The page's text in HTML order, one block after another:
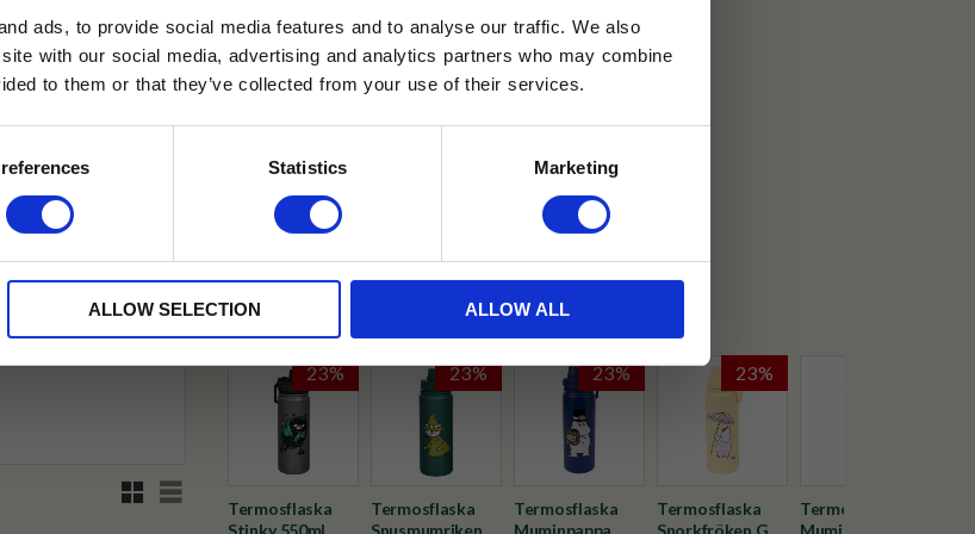
ads, to provide social media features and to analyse our traffic. We also
with our social media, advertising and analytics partners who may combine
to them or that they’ve collected from your use of their services.
Statistics Marketing
ALLOW SELECTION ALLOW ALL
RutnätsvyListvy
✓ Fri frakt över 399 kr
✓ Betala direkt eller inom 30 dagar
✓ Gratis teprov i varje beställning
Tillfälligt slut online
Visa alla produkter från Mumin
Termosflaska
23%
Termosflaska
23%
Termosflaska
23%
Termosflaska
23%
Termosflaska
fungerar endast